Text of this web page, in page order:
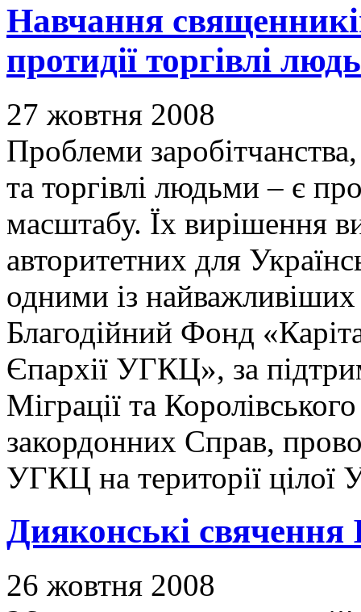
Навчання
протидії торгівлі
27 жовтня 2008
Проблеми заробітчанства,
та торгівлі людьми – є
масштабу. Їх вирішення
авторитетних для
одними із
Благодійний Фонд
Єпархії УГКЦ», за
Міграції та
закордонних Справ,
УГКЦ на території цілої
Дияконські
26 жовтня 2008